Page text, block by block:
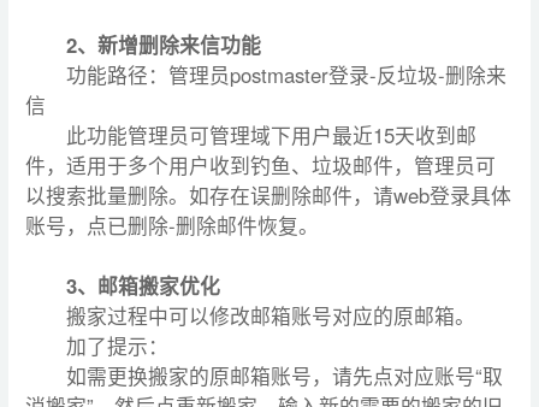
2、新增删除来信功能
功能路径：管理员postmaster登录-反垃圾-删除来
信
此功能管理员可管理域下用户最近15天收到邮
件，适用于多个用户收到钓鱼、垃圾邮件，管理员可
以搜索批量删除。如存在误删除邮件，请web登录具体
账号，点已删除-删除邮件恢复。
3、邮箱搬家优化
搬家过程中可以修改邮箱账号对应的原邮箱。
加了提示：
如需更换搬家的原邮箱账号，请先点对应账号“取